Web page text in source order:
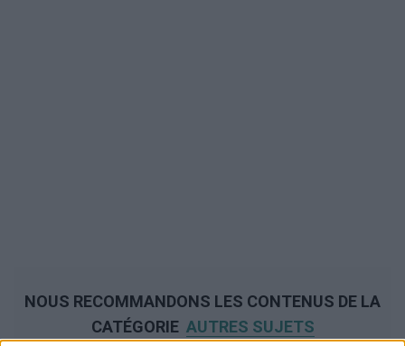
NOUS RECOMMANDONS LES CONTENUS DE LA
CATÉGORIE AUTRES SUJETS